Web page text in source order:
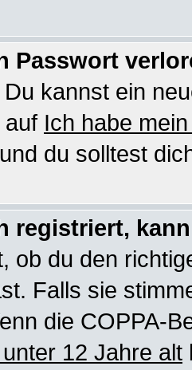
Passwort
kannst ein
auf Ich habe
du solltest
registriert,
ob du den
Falls sie
die COPPA-
12 Jahre alt